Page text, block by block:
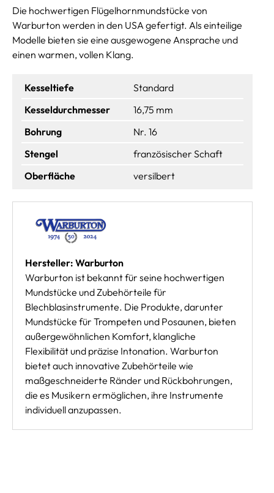
Die hochwertigen Flügelhornmundstücke von
Warburton werden in den USA gefertigt. Als einteilige
Modelle bieten sie eine ausgewogene Ansprache und
einen warmen, vollen Klang.
Kesseltiefe
Standard
Kesseldurchmesser
16,75 mm
Bohrung
Nr. 16
Stengel
französischer Schaft
Oberfläche
versilbert
Hersteller: Warburton
Warburton ist bekannt für seine hochwertigen
Mundstücke und Zubehörteile für
Blechblasinstrumente. Die Produkte, darunter
Mundstücke für Trompeten und Posaunen, bieten
außergewöhnlichen Komfort, klangliche
Flexibilität und präzise Intonation. Warburton
bietet auch innovative Zubehörteile wie
maßgeschneiderte Ränder und Rückbohrungen,
die es Musikern ermöglichen, ihre Instrumente
individuell anzupassen.